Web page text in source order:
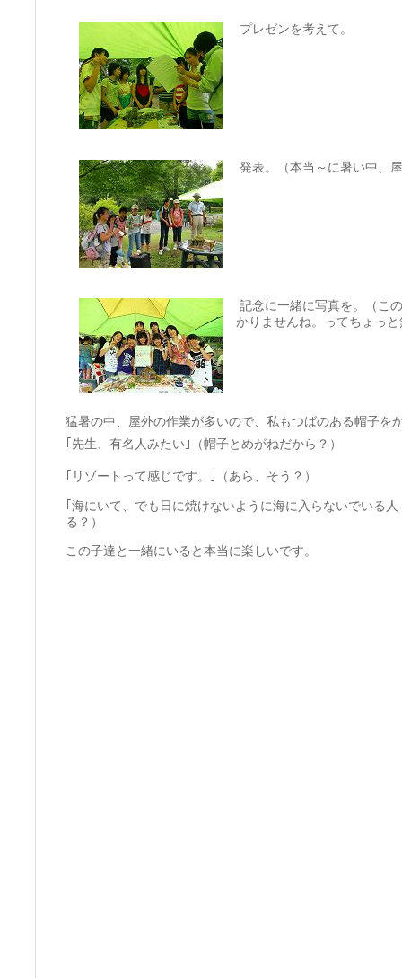
プレゼンを考えて。
発表。（本当～に暑い中、
記念に一緒に写真を。（こ
かりませんね。ってちょっ
猛暑の中、屋外の作業が多いので、私もつばのある帽子を
｢先生、有名人みたい｣（帽子とめがねだから？）
｢リゾートって感じです。｣（あら、そう？）
｢海にいて、でも日に焼けないように海に入らないでいる
る？）
この子達と一緒にいると本当に楽しいです。